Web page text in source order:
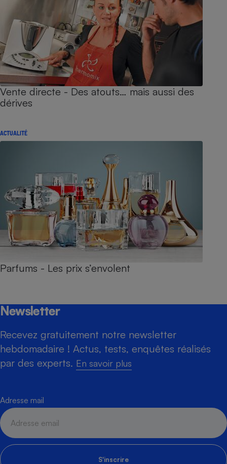
Vente directe - Des atouts… mais aussi des
dérives
ACTUALITÉ
Parfums - Les prix s’envolent
Newsletter
Recevez gratuitement notre newsletter
hebdomadaire ! Actus, tests, enquêtes réalisés
par des experts. En savoir plus
Adresse mail
S'inscrire